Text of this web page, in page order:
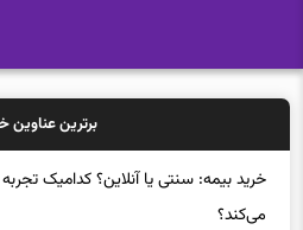
برترین عناوین
خرید بیمه: سنتی یا آنلاین؟ کدامیک
می‌کند؟